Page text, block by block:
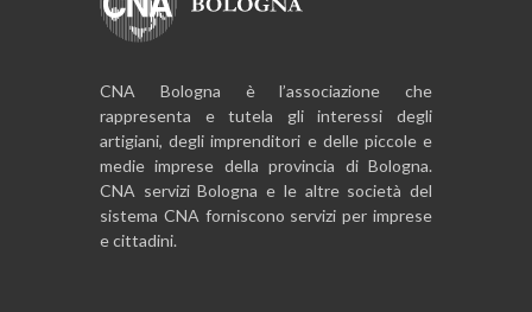
CNA Bologna è l’associazione che
rappresenta e tutela gli interessi degli
artigiani, degli imprenditori e delle piccole e
medie imprese della provincia di Bologna.
CNA servizi Bologna e le altre società del
sistema CNA forniscono servizi per imprese
e cittadini.